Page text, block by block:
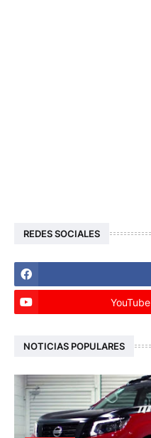
REDES SOCIALES
YouTube
NOTICIAS POPULARES